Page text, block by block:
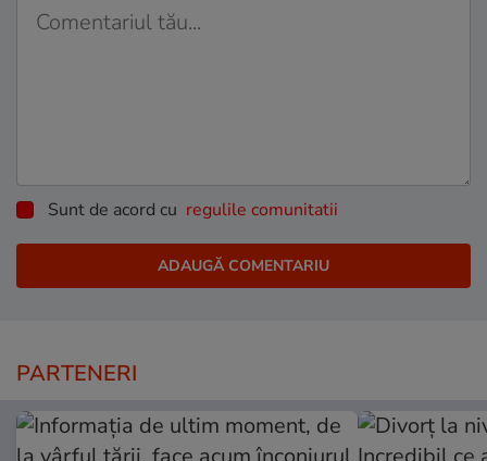
Sunt de acord cu regulile comunitatii
PARTENERI